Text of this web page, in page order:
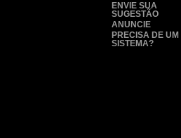
ENVIE SUA
SUGESTÃO
ANUNCIE
PRECISA DE UM
SISTEMA?